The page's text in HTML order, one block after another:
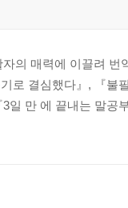
의 매력에 이끌려
로 결심했다』, 『불
일 만 에 끝내는 말공